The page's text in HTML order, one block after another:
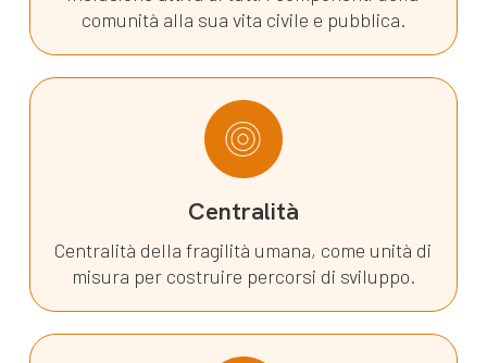
comunità alla sua vita civile e pubblica.
Centralità
Centralità della fragilità umana, come unità di
misura per costruire percorsi di sviluppo.